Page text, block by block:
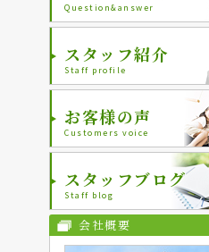
Question&answer
スタッフ紹介
Staff profile
お客様の声
Customers voice
スタッフブログ
Staff blog
会社概要